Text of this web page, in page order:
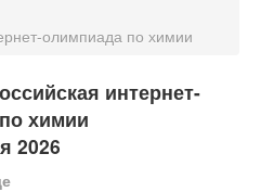
олимпиада по химии
интернет-
химии
2026